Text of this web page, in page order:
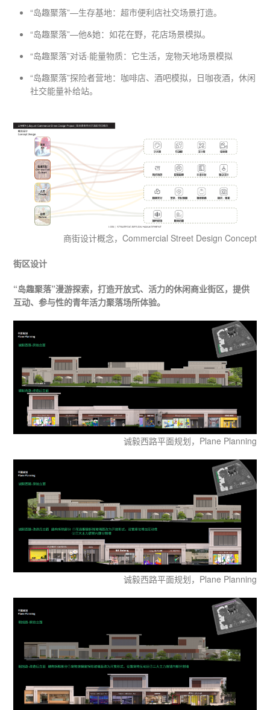
“岛趣聚落”—生存基地：超市便利店社交场景打造。
“岛趣聚落”—他&她：如花在野，花店场景模拟。
“岛趣聚落”对话·能量物质：它生活，宠物天地场景模拟
“岛趣聚落”探险者营地：咖啡店、酒吧模拟，日咖夜酒，休闲
社交能量补给站。
商街设计概念，Commercial Street Design Concept
街区设计
“岛趣聚落”漫游探索，打造开放式、活力的休闲商业街区，提供
互动、参与性的青年活力聚落场所体验。
诚毅西路平面规划，Plane Planning
诚毅西路平面规划，Plane Planning